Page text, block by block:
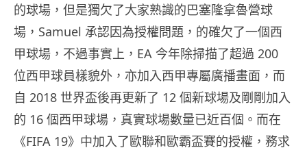
的球場，但是獨欠了大家熟識的巴塞隆拿魯營球
場，Samuel 承認因為授權問題，的確欠了一個西
甲球場，不過事實上，EA 今年除掃描了超過 200
位西甲球員樣貌外，亦加入西甲專屬廣播畫面，而
自 2018 世界盃後再更新了 12 個新球場及剛剛加入
的 16 個西甲球場，真實球場數量已近百個。而在
《FIFA 19》中加入了歐聯和歐霸盃賽的授權，務求